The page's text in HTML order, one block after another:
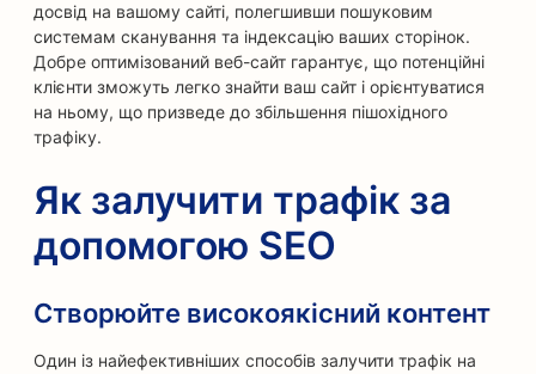
досвід на вашому сайті, полегшивши пошуковим
системам сканування та індексацію ваших сторінок.
Добре оптимізований веб-сайт гарантує, що потенційні
клієнти зможуть легко знайти ваш сайт і орієнтуватися
на ньому, що призведе до збільшення пішохідного
трафіку.
Як залучити трафік за
допомогою SEO
Створюйте високоякісний контент
Один із найефективніших способів залучити трафік на